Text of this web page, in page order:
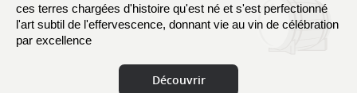
ces terres chargées d'histoire qu'est né et s'est perfectionné
l'art subtil de l'effervescence, donnant vie au vin de célébration
par excellence
Découvrir